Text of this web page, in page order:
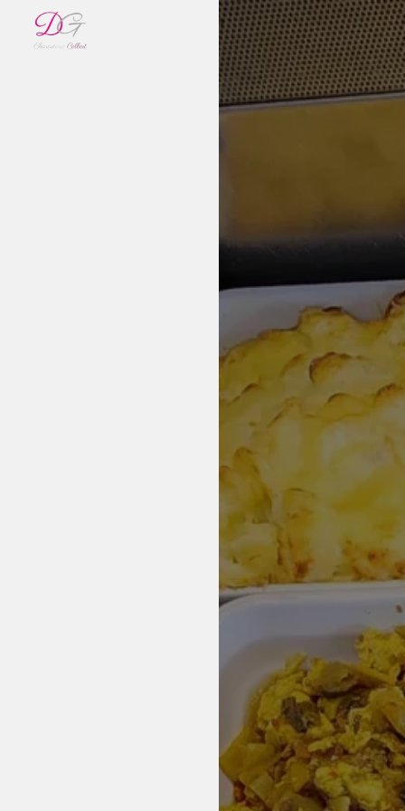
Panneau de gestion des cookies